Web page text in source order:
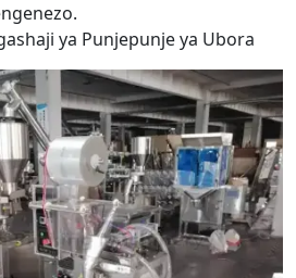
ya Punjepunje ya Ubora